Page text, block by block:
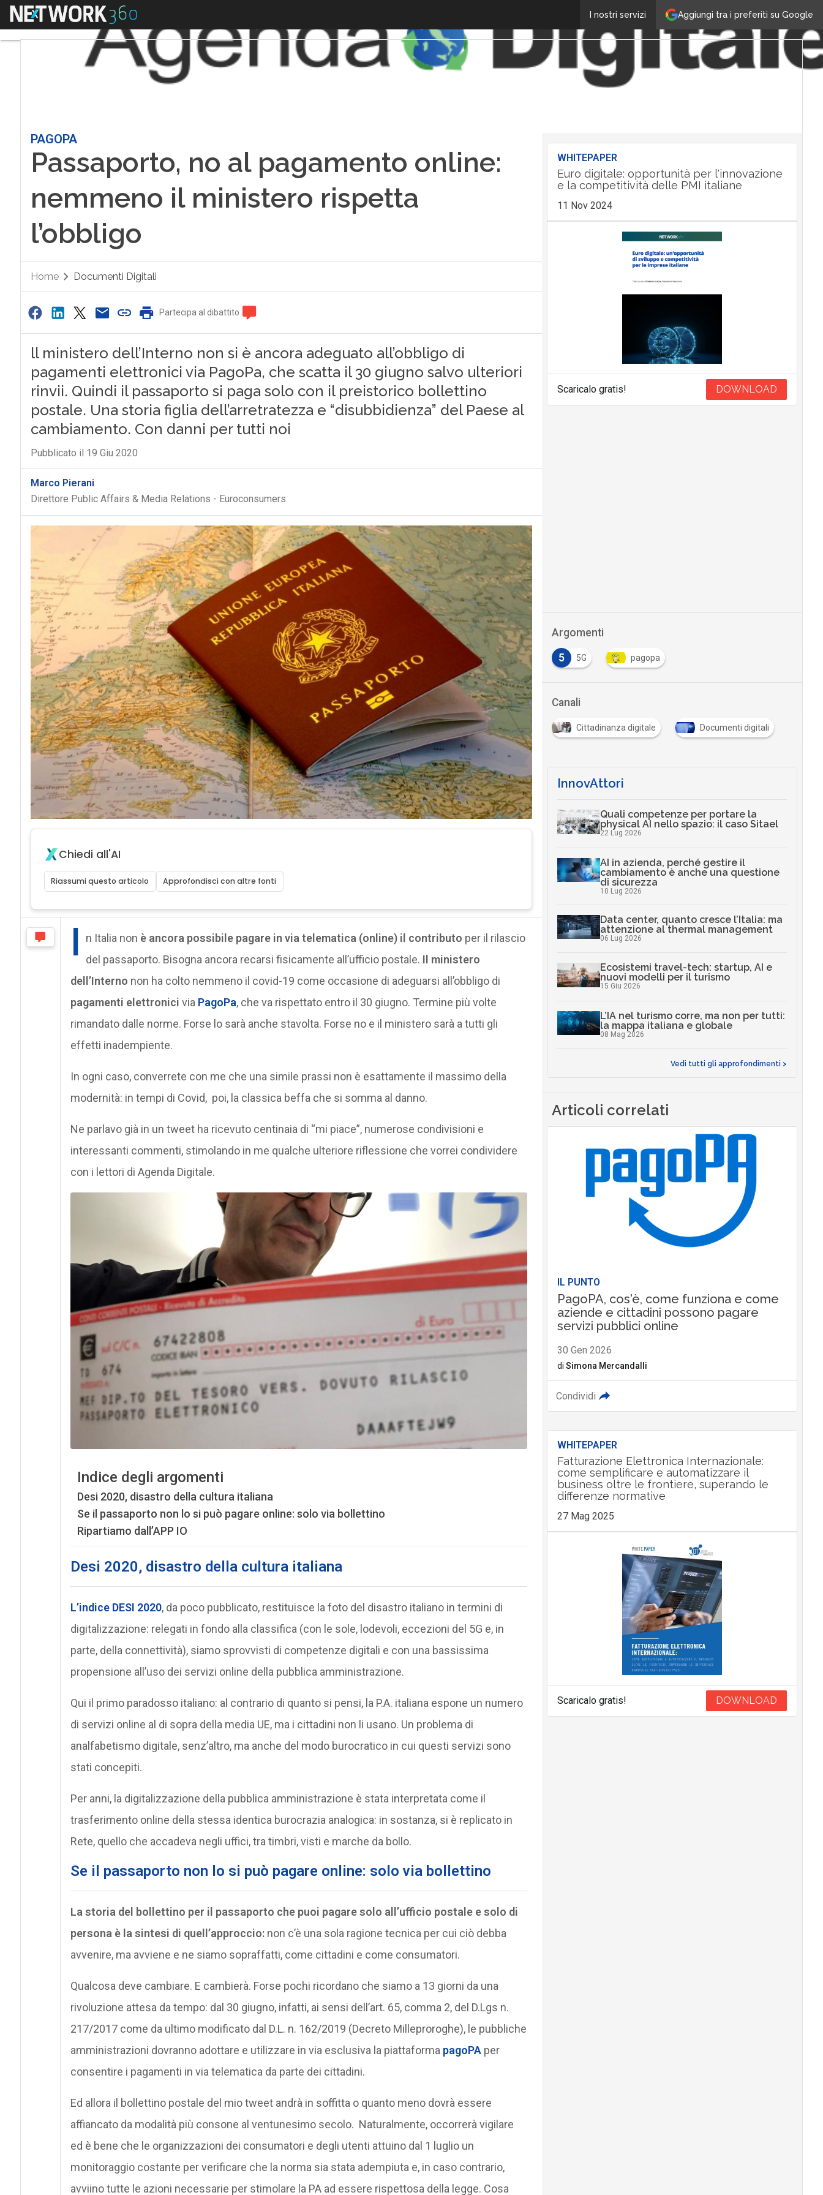
Aggiungi tra i preferiti su Google
I nostri servizi
Menu
PAGOPA
Passaporto, no al pagamento online:
nemmeno il ministero rispetta
l’obbligo
Home Documenti Digitali
Partecipa al dibattito
ll ministero dell’Interno non si è ancora adeguato all’obbligo di
pagamenti elettronici via PagoPa, che scatta il 30 giugno salvo ulteriori
rinvii. Quindi il passaporto si paga solo con il preistorico bollettino
postale. Una storia figlia dell’arretratezza e “disubbidienza” del Paese al
cambiamento. Con danni per tutti noi
Pubblicato il 19 Giu 2020
Marco Pierani
Direttore Public Affairs & Media Relations - Euroconsumers
Chiedi all'AI
Riassumi questo articolo Approfondisci con altre fonti
I n Italia non è ancora possibile pagare in via telematica (online) il contributo per il rilascio
del passaporto. Bisogna ancora recarsi fisicamente all’ufficio postale. Il ministero
dell’Interno non ha colto nemmeno il covid-19 come occasione di adeguarsi all’obbligo di
pagamenti elettronici via PagoPa, che va rispettato entro il 30 giugno. Termine più volte
rimandato dalle norme. Forse lo sarà anche stavolta. Forse no e il ministero sarà a tutti gli
effetti inadempiente.
In ogni caso, converrete con me che una simile prassi non è esattamente il massimo della
modernità: in tempi di Covid, poi, la classica beffa che si somma al danno.
Ne parlavo già in un tweet ha ricevuto centinaia di “mi piace”, numerose condivisioni e
interessanti commenti, stimolando in me qualche ulteriore riflessione che vorrei condividere
con i lettori di Agenda Digitale.
Indice degli argomenti
Desi 2020, disastro della cultura italiana
Se il passaporto non lo si può pagare online: solo via bollettino
Ripartiamo dall’APP IO
Desi 2020, disastro della cultura italiana
L’indice DESI 2020, da poco pubblicato, restituisce la foto del disastro italiano in termini di
digitalizzazione: relegati in fondo alla classifica (con le sole, lodevoli, eccezioni del 5G e, in
parte, della connettività), siamo sprovvisti di competenze digitali e con una bassissima
propensione all’uso dei servizi online della pubblica amministrazione.
Qui il primo paradosso italiano: al contrario di quanto si pensi, la P.A. italiana espone un numero
di servizi online al di sopra della media UE, ma i cittadini non li usano. Un problema di
analfabetismo digitale, senz’altro, ma anche del modo burocratico in cui questi servizi sono
stati concepiti.
Per anni, la digitalizzazione della pubblica amministrazione è stata interpretata come il
trasferimento online della stessa identica burocrazia analogica: in sostanza, si è replicato in
Rete, quello che accadeva negli uffici, tra timbri, visti e marche da bollo.
Se il passaporto non lo si può pagare online: solo via bollettino
La storia del bollettino per il passaporto che puoi pagare solo all’ufficio postale e solo di
persona è la sintesi di quell’approccio:non c’è una sola ragione tecnica per cui ciò debba
avvenire, ma avviene e ne siamo sopraffatti, come cittadini e come consumatori.
Qualcosa deve cambiare. E cambierà. Forse pochi ricordano che siamo a 13 giorni da una
rivoluzione attesa da tempo: dal 30 giugno, infatti, ai sensi dell’art. 65, comma 2, del D.Lgs n.
217/2017 come da ultimo modificato dal D.L. n. 162/2019 (Decreto Milleproroghe), le pubbliche
amministrazioni dovranno adottare e utilizzare in via esclusiva la piattaforma pagoPAper
consentire i pagamenti in via telematica da parte dei cittadini.
Ed allora il bollettino postale del mio tweet andrà in soffitta o quanto meno dovrà essere
affiancato da modalità più consone al ventunesimo secolo. Naturalmente, occorrerà vigilare
ed è bene che le organizzazioni dei consumatori e degli utenti attuino dal 1 luglio un
monitoraggio costante per verificare che la norma sia stata adempiuta e, in caso contrario,
avviino tutte le azioni necessarie per stimolare la PA ad essere rispettosa della legge. Cosa
WHITEPAPER
Euro digitale: opportunità per l'innovazione
e la competitività delle PMI italiane
11 Nov 2024
Scaricalo gratis! DOWNLOAD
Argomenti
5 5G pagopa
Canali
Cittadinanza digitale Documenti digitali
InnovAttori
Quali competenze per portare la
physical AI nello spazio: il caso Sitael
22 Lug 2026
AI in azienda, perché gestire il
cambiamento è anche una questione
di sicurezza
10 Lug 2026
Data center, quanto cresce l’Italia: ma
attenzione al thermal management
06 Lug 2026
Ecosistemi travel-tech: startup, AI e
nuovi modelli per il turismo
15 Giu 2026
L’IA nel turismo corre, ma non per tutti:
la mappa italiana e globale
08 Mag 2026
Vedi tutti gli approfondimenti >
Articoli correlati
IL PUNTO
PagoPA, cos'è, come funziona e come
aziende e cittadini possono pagare
servizi pubblici online
30 Gen 2026
di Simona Mercandalli
Condividi
WHITEPAPER
Fatturazione Elettronica Internazionale:
come semplificare e automatizzare il
business oltre le frontiere, superando le
differenze normative
27 Mag 2025
Scaricalo gratis! DOWNLOAD